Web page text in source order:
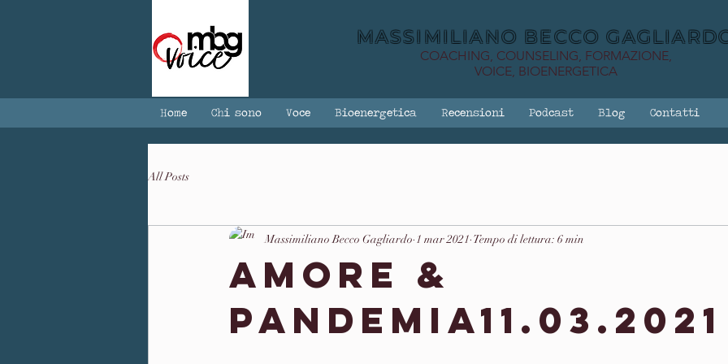
MASSIMILIANO BECCO
COACHING, COUNSELING, FORMAZIONE,
VOICE, BIOENERGETICA
Home Chi sono Voce Bioenergetica Recensioni Podcast Blog Contatti
All Posts
Amore &
Pandemia11.03.2021
Massimiliano Becco Gagliardo 1 mar 2021 Tempo di lettura: 6 min